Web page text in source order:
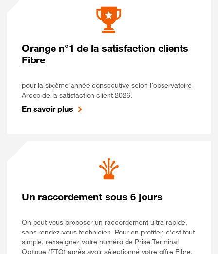
Orange n°1 de la satisfaction clients
Fibre
pour la sixième année consécutive selon l’observatoire
Arcep de la satisfaction client 2026.
En savoir plus
Un raccordement sous 6 jours
On peut vous proposer un raccordement ultra rapide,
sans rendez-vous technicien. Pour en profiter, c’est tout
simple, renseignez votre numéro de Prise Terminal
Optique (PTO) après avoir sélectionné votre offre Fibre.